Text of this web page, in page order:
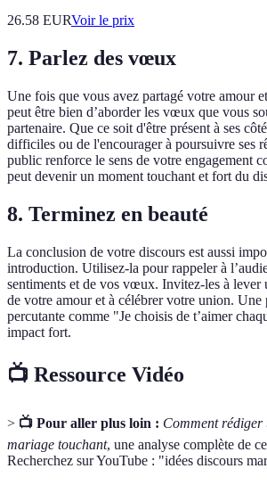
26.58 EURVoir le prix
7. Parlez des vœux
Une fois que vous avez partagé votre amour
peut être bien d’aborder les vœux que vous
partenaire. Que ce soit d'être présent à ses
difficiles ou de l'encourager à poursuivre ses
public renforce le sens de votre engagement
peut devenir un moment touchant et fort du
8. Terminez en beauté
La conclusion de votre discours est aussi
introduction. Utilisez-la pour rappeler à
sentiments et de vos vœux. Invitez-les à lever
de votre amour et à célébrer votre union. Une
percutante comme "Je choisis de t’aimer
impact fort.
📺 Ressource Vidéo
> 📺 Pour aller plus loin : Comment rédiger
mariage touchant, une analyse complète de
Recherchez sur YouTube : "idées discours